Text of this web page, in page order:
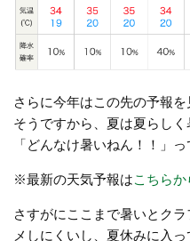
さらに今年はこの先の予報
そうですから、夏は夏らし
「どんなけ暑いねん！！」
※最新の天気予報はこちらか
さすがにここまで暑いとク
メしにくいし、夏休みに入